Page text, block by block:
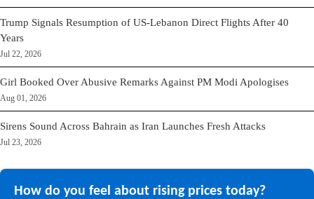
Trump Signals Resumption of US-Lebanon Direct Flights After 40
Years
Jul 22, 2026
Girl Booked Over Abusive Remarks Against PM Modi Apologises
Aug 01, 2026
Sirens Sound Across Bahrain as Iran Launches Fresh Attacks
Jul 23, 2026
How do you feel about rising prices today?